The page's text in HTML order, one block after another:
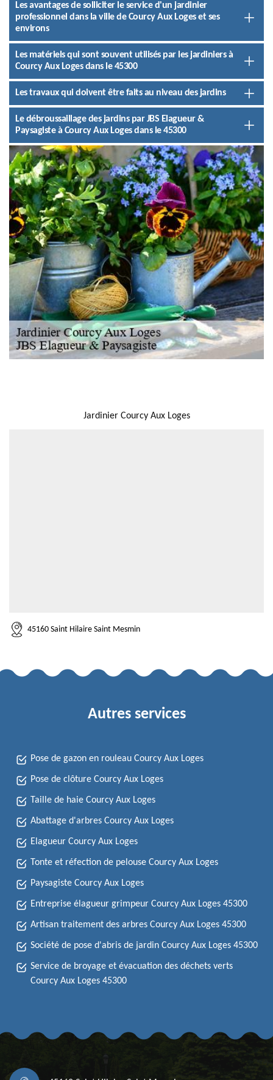
Les avantages de solliciter le service d'un jardinier
professionnel dans la ville de Courcy Aux Loges et ses
environs
Les matériels qui sont souvent utilisés par les jardiniers à
Courcy Aux Loges dans le 45300
Les travaux qui doivent être faits au niveau des jardins
Le débroussaillage des jardins par JBS Elagueur &
Paysagiste à Courcy Aux Loges dans le 45300
Jardinier Courcy Aux Loges
45160 Saint Hilaire Saint Mesmin
Autres services
Pose de gazon en rouleau Courcy Aux Loges
Pose de clôture Courcy Aux Loges
Taille de haie Courcy Aux Loges
Abattage d'arbres Courcy Aux Loges
Elagueur Courcy Aux Loges
Tonte et réfection de pelouse Courcy Aux Loges
Paysagiste Courcy Aux Loges
Entreprise élagueur grimpeur Courcy Aux Loges 45300
Artisan traitement des arbres Courcy Aux Loges 45300
Société de pose d'abris de jardin Courcy Aux Loges 45300
Service de broyage et évacuation des déchets verts
Courcy Aux Loges 45300